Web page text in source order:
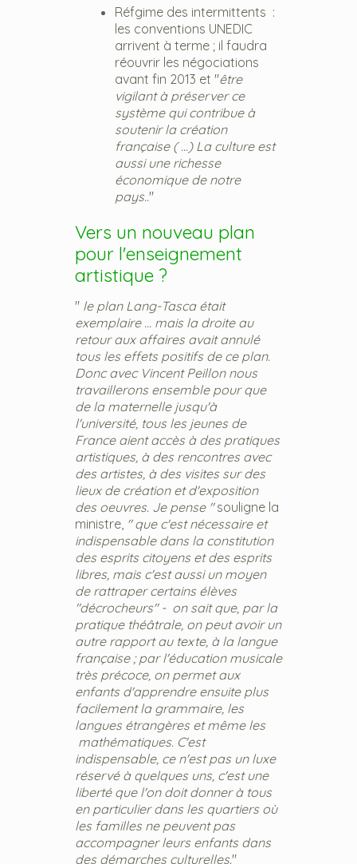
Réfgime des intermittents :
les conventions UNEDIC
arrivent à terme ; il faudra
réouvrir les négociations
avant fin 2013 et "être
vigilant à préserver ce
système qui contribue à
soutenir la création
française ( ...) La culture est
aussi une richesse
économique de notre
pays.."
Vers un nouveau plan
pour l'enseignement
artistique ?
" le plan Lang-Tasca était
exemplaire ... mais la droite au
retour aux affaires avait annulé
tous les effets positifs de ce plan.
Donc avec Vincent Peillon nous
travaillerons ensemble pour que
de la maternelle jusqu'à
l'université, tous les jeunes de
France aient accès à des pratiques
artistiques, à des rencontres avec
des artistes, à des visites sur des
lieux de création et d'exposition
des oeuvres. Je pense "souligne la
ministre, " que c'est nécessaire et
indispensable dans la constitution
des esprits citoyens et des esprits
libres, mais c'est aussi un moyen
de rattraper certains élèves
"décrocheurs" - on sait que, par la
pratique théâtrale, on peut avoir un
autre rapport au texte, à la langue
française ; par l'éducation musicale
très précoce, on permet aux
enfants d'apprendre ensuite plus
facilement la grammaire, les
langues étrangères et même les
mathématiques. C'est
indispensable, ce n'est pas un luxe
réservé à quelques uns, c'est une
liberté que l'on doit donner à tous
en particulier dans les quartiers où
les familles ne peuvent pas
accompagner leurs enfants dans
des démarches culturelles."